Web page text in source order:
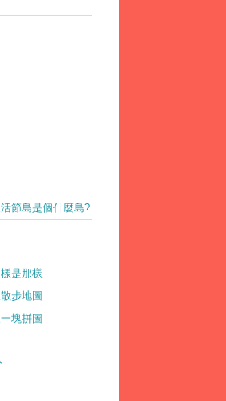
節島是個什麼島?
是那樣
步地圖
塊拼圖